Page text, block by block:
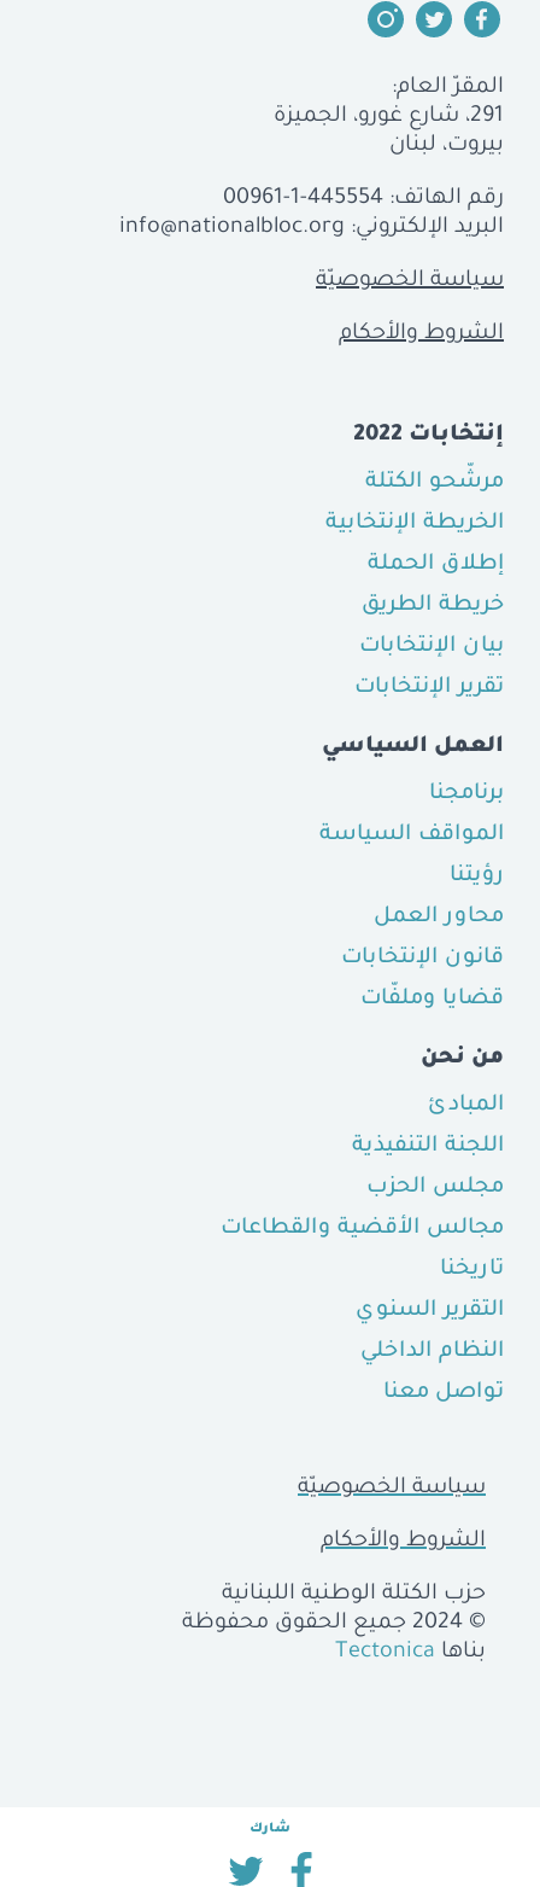
شارك
المقرّ العام:
291، شارع غورو، الجميزة
بيروت، لبنان
رقم الهاتف: 00961-1-445554
البريد الإلكتروني: info@nationalbloc.org
سياسة الخصوصيّة
الشروط والأحكام
إنتخابات 2022
مرشّحو الكتلة
الخريطة الإنتخابية
إطلاق الحملة
خريطة الطريق
بيان الإنتخابات
تقرير الإنتخابات
العمل السياسي
برنامجنا
المواقف السياسة
رؤيتنا
محاور العمل
قانون الإنتخابات
قضايا وملفّات
من نحن
المبادئ
اللجنة التنفيذية
مجلس الحزب
مجالس الأقضية والقطاعات
تاريخنا
التقرير السنوي
النظام الداخلي
تواصل معنا
سياسة الخصوصيّة
الشروط والأحكام
حزب الكتلة الوطنية اللبنانية
© 2024 جميع الحقوق محفوظة
بناها Tectonica